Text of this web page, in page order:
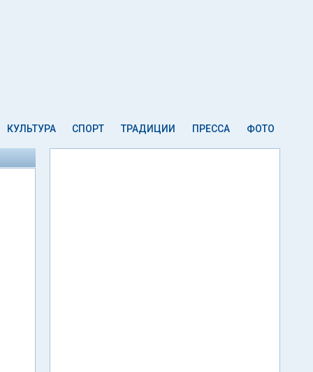
КУЛЬТУРА СПОРТ ТРАДИЦИИ ПРЕССА ФОТО